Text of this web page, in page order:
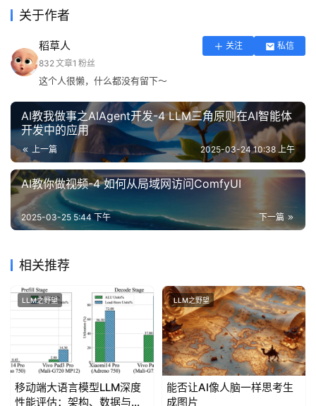
关于作者
稻草人 关注
私信
832文章1 粉丝
这个人很懒，什么都没有留下～
AI教我做事之AIAgent开发-4 LLM三角原则在AI智能体
开发中的应用
上一篇 2025-03-24 10:38 上午
AI教你做视频-4 如何从局域网访问ComfyUI
下一篇
2025-03-25 5:44 下午
相关推荐
LLM之野望
移动端大语言模型LLM深度
性能评估：架构、数据与优
LLM之野望
能否让AI像人脑一样思考生
成图片